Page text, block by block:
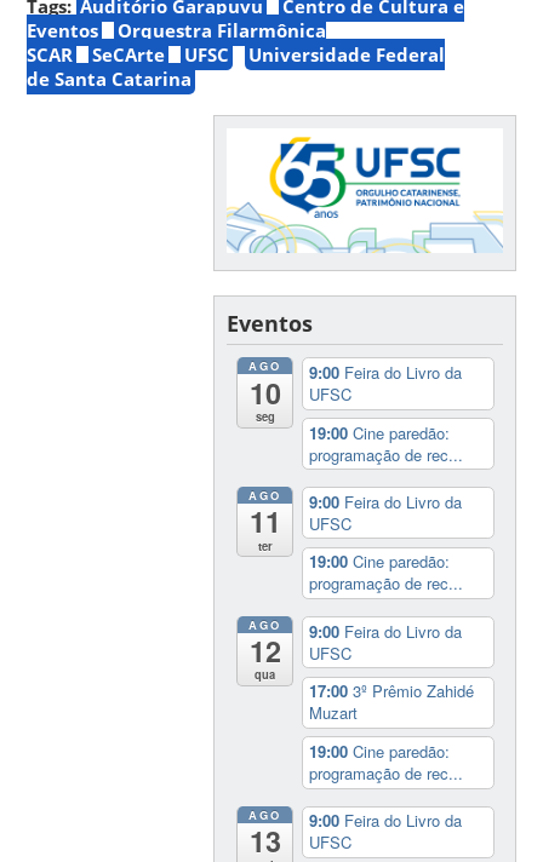
Tags: Auditório Garapuvu
Centro de Cultura e
Eventos
Orquestra Filarmônica
SCAR
SeCArte UFSC
Universidade Federal
de Santa Catarina
Eventos
AGO
10
seg
9:00 Feira do Livro da
UFSC
19:00Cine paredão:
programação de rec...
AGO
11
ter
9:00 Feira do Livro da
UFSC
19:00Cine paredão:
programação de rec...
AGO
12
qua
9:00 Feira do Livro da
UFSC
17:003º Prêmio Zahidé
Muzart
19:00Cine paredão:
programação de rec...
AGO
13
9:00 Feira do Livro da
UFSC